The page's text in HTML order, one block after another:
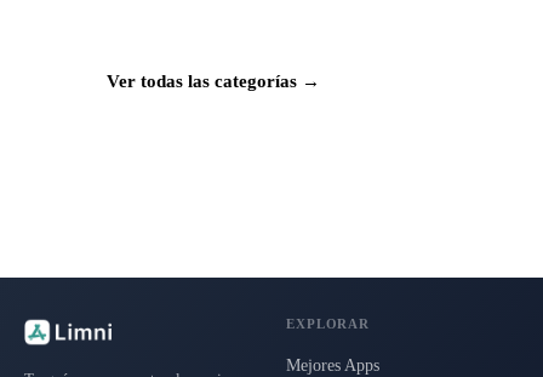
Ver todas las categorías →
EXPLORAR
Mejores Apps